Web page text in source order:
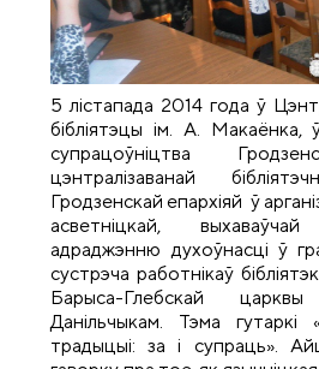
5 лістапада 2014 года ў
бібліятэцы ім. А. Макаёнка,
супрацоўніцтва
цэнтралізаванай
Гродзенскай епархіяй ў
асветніцкай,
адраджэнню духоўнасці ў
сустрэча работнікаў
Барыса-Глебскай
Данільчыкам. Тэма гутаркі
традыцыі: за і супраць».